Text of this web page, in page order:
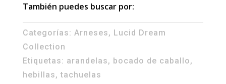
También puedes buscar por:
Categorías: Arneses, Lucid Dream
Collection
Etiquetas: arandelas, bocado de caballo,
hebillas,tachuelas